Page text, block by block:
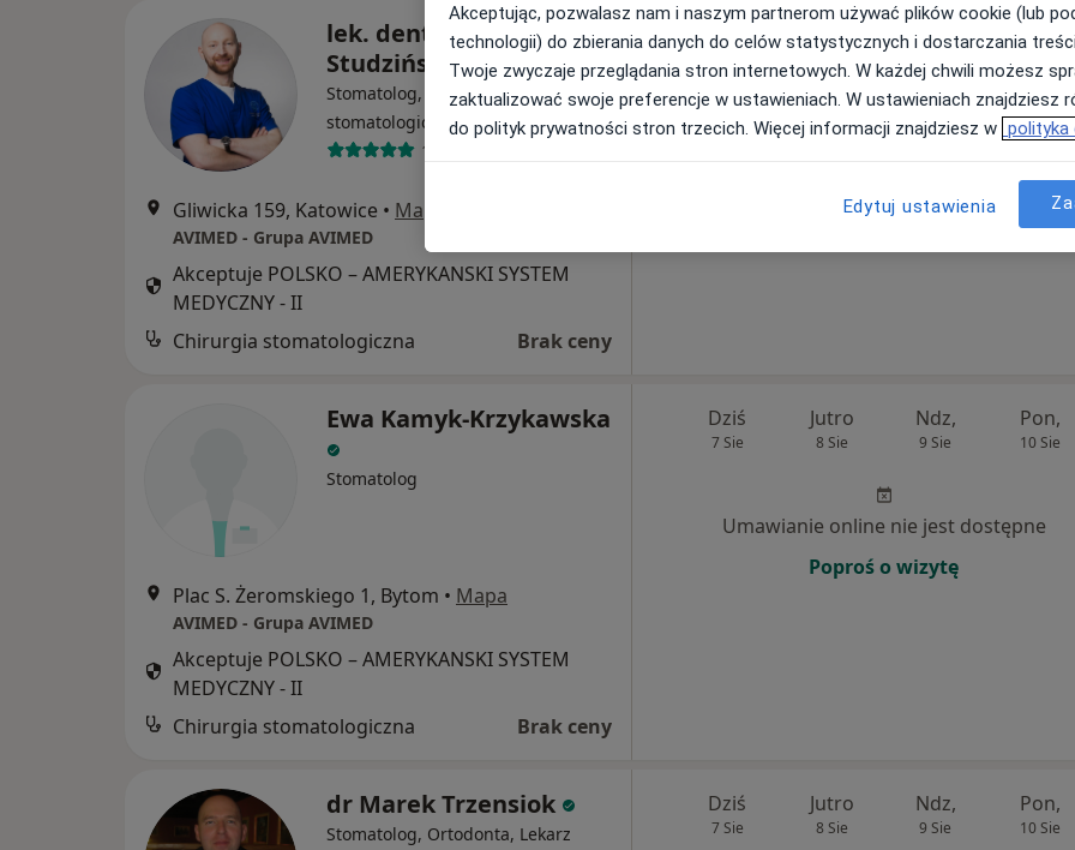
lek. dent. Maciej
Studziński
Stomatolog, Chirurg
stomatologiczny
10 opinii
Gliwicka 159, Katowice • Mapa
AVIMED - Grupa AVIMED
Akceptuje POLSKO – AMERYKANSKI SYSTEM
MEDYCZNY - II
Chirurgia stomatologiczna
Brak ceny
Dziś Jutro
8 Sie
Ndz, Pon,
Umawianie online nie jest dostępne
Ewa Kamyk-Krzykawska
Stomatolog
Plac S. Żeromskiego 1, Bytom • Mapa
AVIMED - Grupa AVIMED
Akceptuje POLSKO – AMERYKANSKI SYSTEM
MEDYCZNY - II
Chirurgia stomatologiczna
Brak ceny
Dziś
7 Sie
Jutro
8 Sie
Ndz,
9 Sie
Pon,
10 Sie
Umawianie online nie jest dostępne
Poproś o wizytę
dr Marek Trzensiok
Stomatolog, Ortodonta, Lekarz
Dziś
7 Sie
Jutro
8 Sie
Ndz,
9 Sie
Pon,
10 Sie
Akceptując, pozwalasz nam i naszym partnerom używać plików cookie (lub
technologii) do zbierania danych do celów statystycznych i dostarczania
Twoje zwyczaje przeglądania stron internetowych. W każdej chwili możesz
zaktualizować swoje preferencje w ustawieniach. W ustawieniach znajdziesz
do polityk prywatności stron trzecich. Więcej informacji znajdziesz w polityka
Edytuj ustawienia